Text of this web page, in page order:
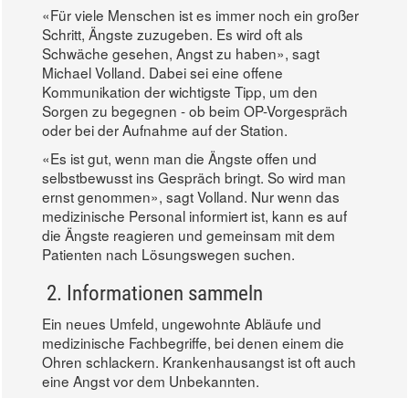
«Für viele Menschen ist es immer noch ein großer
Schritt, Ängste zuzugeben. Es wird oft als
Schwäche gesehen, Angst zu haben», sagt
Michael Volland. Dabei sei eine offene
Kommunikation der wichtigste Tipp, um den
Sorgen zu begegnen - ob beim OP-Vorgespräch
oder bei der Aufnahme auf der Station.
«Es ist gut, wenn man die Ängste offen und
selbstbewusst ins Gespräch bringt. So wird man
ernst genommen», sagt Volland. Nur wenn das
medizinische Personal informiert ist, kann es auf
die Ängste reagieren und gemeinsam mit dem
Patienten nach Lösungswegen suchen.
2. Informationen sammeln
Ein neues Umfeld, ungewohnte Abläufe und
medizinische Fachbegriffe, bei denen einem die
Ohren schlackern. Krankenhausangst ist oft auch
eine Angst vor dem Unbekannten.